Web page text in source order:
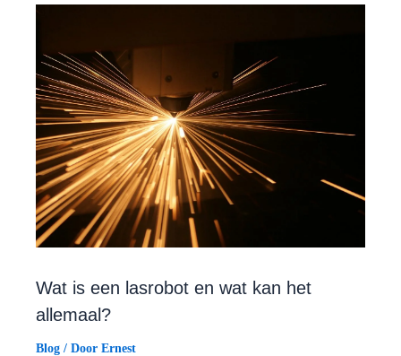
Wat is een lasrobot en wat kan het
allemaal?
Blog / Door Ernest